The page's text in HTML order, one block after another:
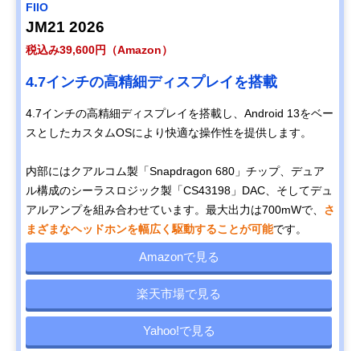
FIIO
JM21 2026
税込み39,600円（Amazon）
4.7インチの高精細ディスプレイを搭載
​4.7インチの高精細ディスプレイを搭載し、Android 13をベー
スとしたカスタムOSにより快適な操作性を提供します。​
内部にはクアルコム製「Snapdragon 680」チップ、デュア
ル構成のシーラスロジック製「CS43198」DAC、そしてデュ
アルアンプを組み合わせています。​最大出力は700mWで、 さ
まざまなヘッドホンを幅広く駆動することが可能です。​
Amazonで見る
楽天市場で見る
Yahoo!で見る